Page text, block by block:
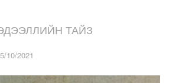
ТАЙЗ
10/2021